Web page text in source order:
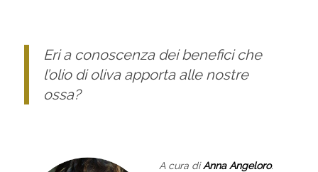
Eri a conoscenza dei benefici che
l’olio di oliva apporta alle nostre
ossa?
A cura diAnna Angeloro.